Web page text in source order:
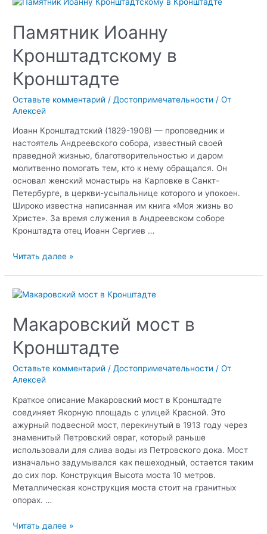
Памятник Иоанну
Кронштадтскому в
Кронштадте
Оставьте комментарий / Достопримечательности / От
Алексей
Иоанн Кронштадтский (1829-1908) — проповедник и
настоятель Андреевского собора, известный своей
праведной жизнью, благотворительностью и даром
молитвенно помогать тем, кто к нему обращался. Он
основал женский монастырь на Карповке в Санкт-
Петербурге, в церкви-усыпальнице которого и упокоен.
Широко известна написанная им книга «Моя жизнь во
Христе». За время служения в Андреевском соборе
Кронштадта отец Иоанн Сергиев …
Памятник
в
Читать далее »
Макаровский мост в
Кронштадте
Оставьте комментарий /Достопримечательности / От
Алексей
Краткое описание Макаровский мост в Кронштадте
соединяет Якорную площадь с улицей Красной. Это
ажурный подвесной мост, перекинутый в 1913 году через
знаменитый Петровский овраг, который раньше
использовали для слива воды из Петровского дока. Мост
изначально задумывался как пешеходный, остается таким
до сих пор. Конструкция Высота моста 10 метров.
Металлическая конструкция моста стоит на гранитных
опорах. …
Макаровский
Читать далее »